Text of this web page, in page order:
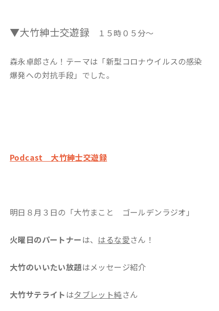
▼大竹紳士交遊録 １５時０５分～
森永卓郎さん！テーマは「新型コロナウイルスの感染
爆発への対抗手段」でした。
Podcast 大竹紳士交遊録
明日８月３日の「大竹まこと ゴールデンラジオ」
火曜日のパートナー は、 はるな愛さん！
大竹のいいたい放題はメッセージ紹介
大竹サテライト はタブレット純さん